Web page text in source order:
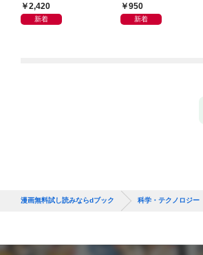
2,420
新着
950
新着
漫画無料試し読みならdブック 科学・テクノロジー